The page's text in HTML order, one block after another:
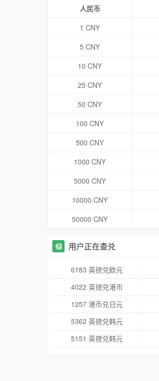
人民币
1 CNY
5 CNY
10 CNY
25 CNY
50 CNY
100 CNY
500 CNY
1000 CNY
5000 CNY
10000 CNY
50000 CNY
用户正在查兑
6183 英镑兑欧元
4022 英镑兑港币
1257 港币兑日元
5362 英镑兑韩元
5151 英镑兑韩元